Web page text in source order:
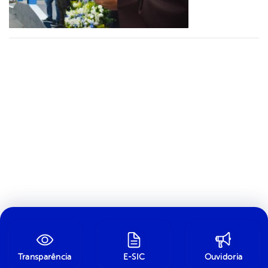
Transparência E-SIC Ouvidoria